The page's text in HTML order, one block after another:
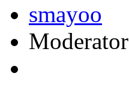
smayoo
Moderator